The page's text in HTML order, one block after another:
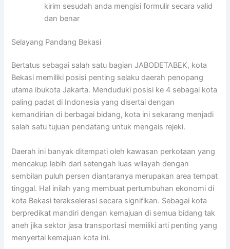
kirim sesudah anda mengisi formulir secara valid
dan benar
Selayang Pandang Bekasi
Bertatus sebagai salah satu bagian JABODETABEK, kota
Bekasi memiliki posisi penting selaku daerah penopang
utama ibukota Jakarta. Menduduki posisi ke 4 sebagai kota
paling padat di Indonesia yang disertai dengan
kemandirian di berbagai bidang, kota ini sekarang menjadi
salah satu tujuan pendatang untuk mengais rejeki.
Daerah ini banyak ditempati oleh kawasan perkotaan yang
mencakup lebih dari setengah luas wilayah dengan
sembilan puluh persen diantaranya merupakan area tempat
tinggal. Hal inilah yang membuat pertumbuhan ekonomi di
kota Bekasi terakselerasi secara signifikan. Sebagai kota
berpredikat mandiri dengan kemajuan di semua bidang tak
aneh jika sektor jasa transportasi memiliki arti penting yang
menyertai kemajuan kota ini.